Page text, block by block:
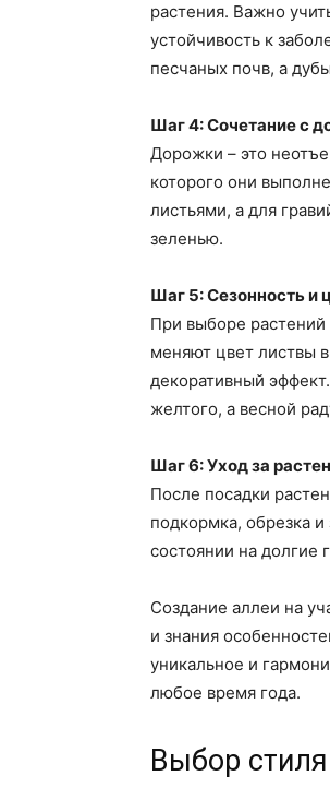
растения. Важно
устойчивость к
песчаных почв, а
Шаг 4: Сочетание с
Дорожки – это
которого они
листьями, а для
зеленью.
Шаг 5: Сезонность и
При выборе растений
меняют цвет листвы
декоративный
желтого, а весной
Шаг 6: Уход за
После посадки
подкормка, обрезка
состоянии на долгие
Создание аллеи на
и знания
уникальное и
любое время года.
Выбор